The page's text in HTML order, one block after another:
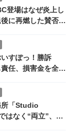
登場はなぜ炎上し
に再燃した賛否の
いすぽっ！勝訴
任、損害金を全額
所「Studio
なく“両立”、ホ